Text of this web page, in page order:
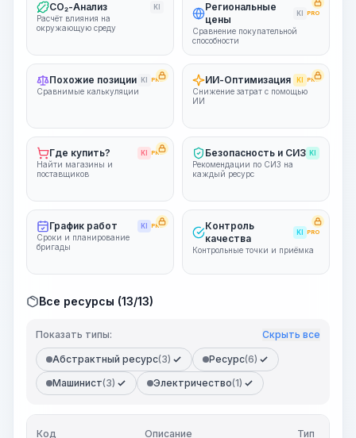
CO₂-Анализ KI
Расчёт влияния на
окружающую среду
Региональные
цены
KI PRO
Сравнение покупательной
способности
Похожие позиции KI PRO
Сравнимые калькуляции
ИИ-Оптимизация KI PRO
Снижение затрат с помощью
ИИ
Где купить? KI PRO
Найти магазины и
поставщиков
Безопасность и СИЗ KI
Рекомендации по СИЗ на
каждый ресурс
График работ KI PRO
Сроки и планирование
бригады
Контроль
качества
KI PRO
Контрольные точки и приёмка
Все ресурсы (13/13)
Показать типы: Скрыть все
Абстрактный ресурс(3) Ресурс(6)
Машинист(3) Электричество(1)
Код Описание Тип